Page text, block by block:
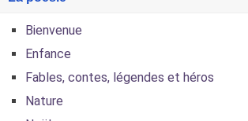
Bienvenue
Enfance
Fables, contes, légendes et héros
Nature